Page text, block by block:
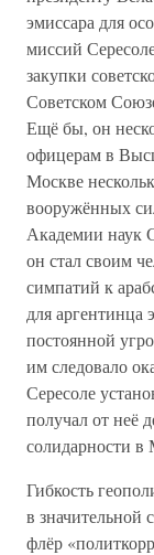
эмиссара для
миссий
закупки
Советском
Ещё бы, он
офицерам в
Москве
вооружённых
Академии наук
он стал своим
симпатий к
для
постоянной
им следовало
Сересоле
получал от неё
солидарности в
Гибкость
в значительной
флёр